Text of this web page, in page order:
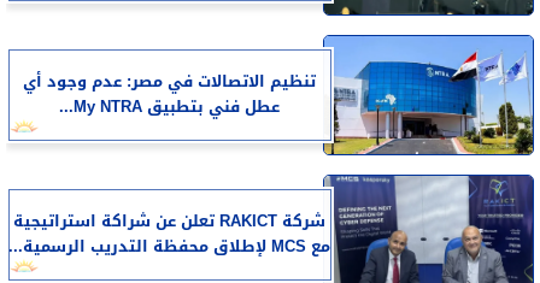
تنظيم الاتصالات في مصر: عدم وجود أي
عطل فني بتطبيق My NTRA...
شركة RAKICT تعلن عن شراكة استراتيجية
مع MCS لإطلاق محفظة التدريب الرسمية...